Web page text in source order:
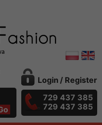
Login / Register
729 437 385
729 437 385